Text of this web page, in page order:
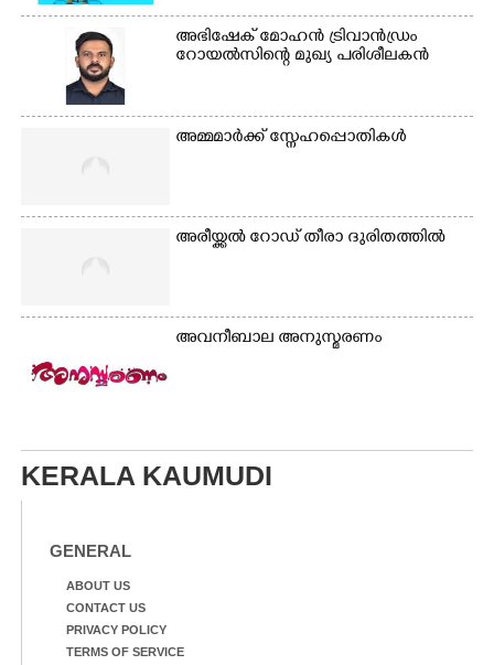
അഭിഷേക് മോഹൻ ട്രിവാൻഡ്രം
റോയൽസിന്റെ മുഖ്യ പരിശീലകൻ
അമ്മമാർക്ക് സ്നേഹപ്പൊതികൾ
അരീയ്ക്കൽ റോഡ് തീരാ ദുരിതത്തിൽ
അവനീബാല അനുസ്മരണം
KERALA KAUMUDI
GENERAL
ABOUT US
CONTACT US
PRIVACY POLICY
TERMS OF SERVICE